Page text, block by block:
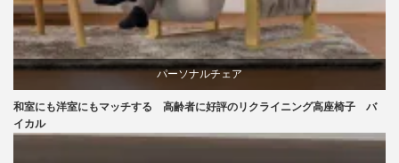
パーソナルチェア
和室にも洋室にもマッチする 高齢者に好評のリクライニング高座椅子 バ
イカル